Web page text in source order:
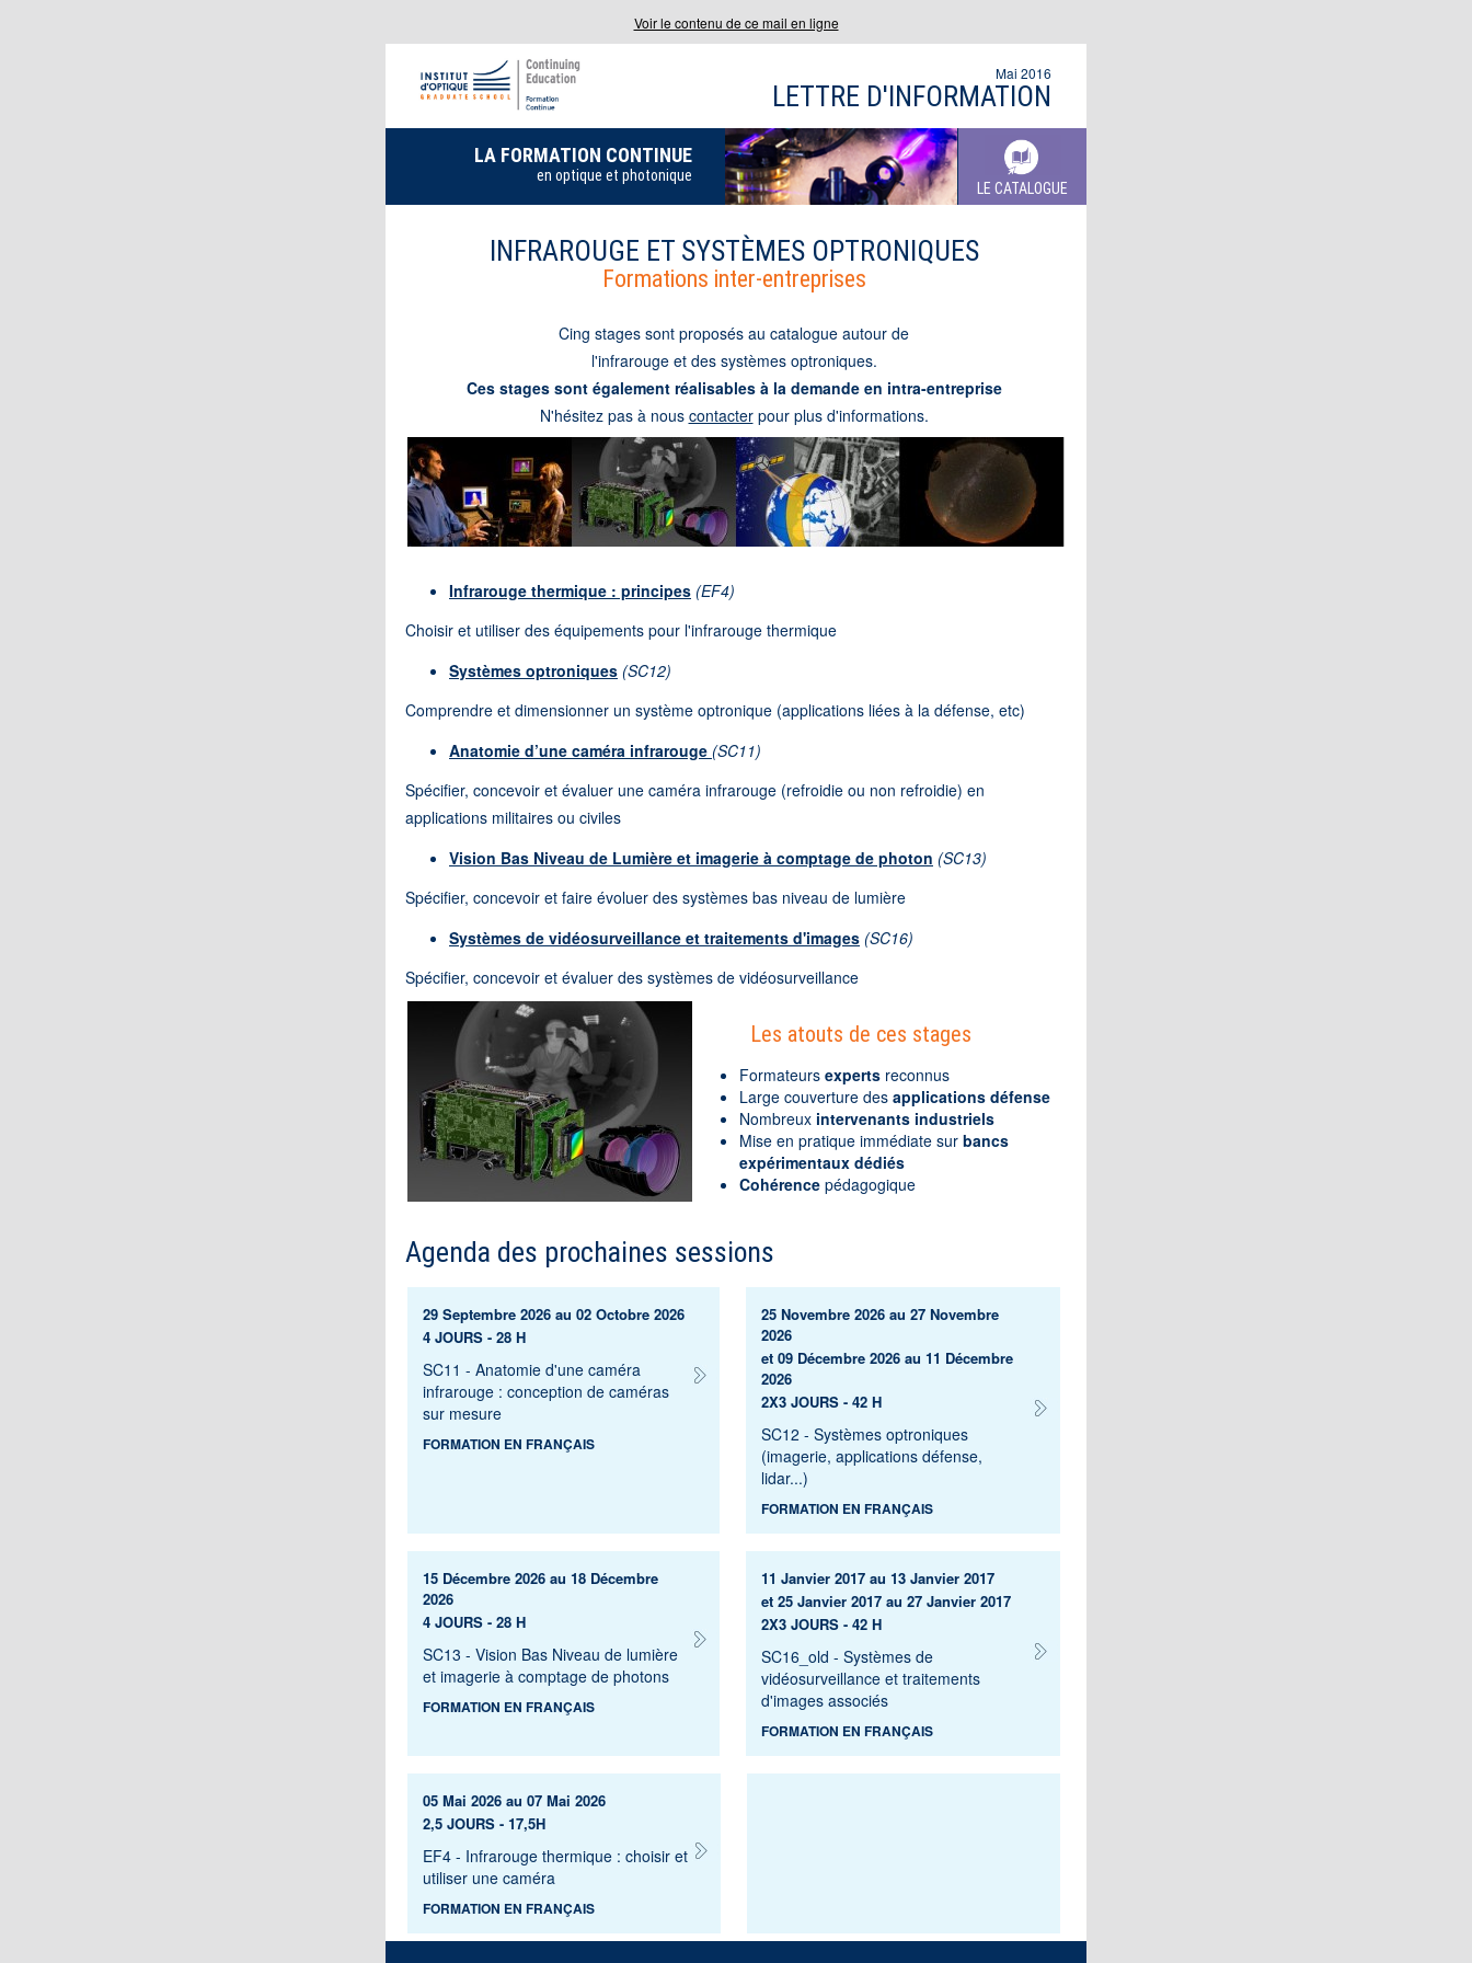
Voir le contenu de ce mail en ligne
Mai 2016
LETTRE D'INFORMATION
LA FORMATION CONTINUE
en optique et photonique
LE CATALOGUE
INFRAROUGE ET SYSTÈMES OPTRONIQUES
Formations inter-entreprises
Cing stages sont proposés au catalogue autour de
l'infrarouge et des systèmes optroniques.
Ces stages sont également réalisables à la demande en intra-entreprise
N'hésitez pas à nous contacterpour plus d'informations.
Infrarouge thermique : principes (EF4)
Choisir et utiliser des équipements pour l'infrarouge thermique
Systèmes optroniques (SC12)
Comprendre et dimensionner un système optronique (applications liées à la défense, etc)
Anatomie d’une caméra infrarouge (SC11)
Spécifier, concevoir et évaluer une caméra infrarouge (refroidie ou non refroidie) en
applications militaires ou civiles
Vision Bas Niveau de Lumière et imagerie à comptage de photon (SC13)
Spécifier, concevoir et faire évoluer des systèmes bas niveau de lumière
Systèmes de vidéosurveillance et traitements d'images (SC16)
Spécifier, concevoir et évaluer des systèmes de vidéosurveillance
Les atouts de ces stages
Formateurs experts reconnus
Large couverture des applications défense
Nombreux intervenants industriels
Mise en pratique immédiate sur bancs
expérimentaux dédiés
Cohérence pédagogique
Agenda des prochaines sessions
29 Septembre 2026 au 02 Octobre 2026
4 JOURS - 28 H
SC11 - Anatomie d'une caméra
infrarouge : conception de caméras
sur mesure
FORMATION EN FRANÇAIS
25 Novembre 2026 au 27 Novembre
2026
et 09 Décembre 2026 au 11 Décembre
2026
2X3 JOURS - 42 H
SC12 - Systèmes optroniques
(imagerie, applications défense,
lidar...)
FORMATION EN FRANÇAIS
15 Décembre 2026 au 18 Décembre
2026
4 JOURS - 28 H
SC13 - Vision Bas Niveau de lumière
et imagerie à comptage de photons
FORMATION EN FRANÇAIS
11 Janvier 2017 au 13 Janvier 2017
et 25 Janvier 2017 au 27 Janvier 2017
2X3 JOURS - 42 H
SC16_old - Systèmes de
vidéosurveillance et traitements
d'images associés
FORMATION EN FRANÇAIS
05 Mai 2026 au 07 Mai 2026
2,5 JOURS - 17,5H
EF4 - Infrarouge thermique : choisir et
utiliser une caméra
FORMATION EN FRANÇAIS